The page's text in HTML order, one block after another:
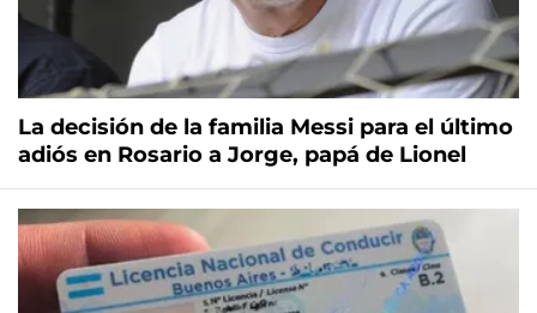
La decisión de la familia Messi para el último
adiós en Rosario a Jorge, papá de Lionel